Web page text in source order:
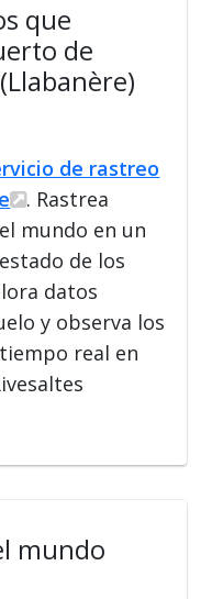
que
de
de rastreo
. Rastrea
mundo en un
de los
datos
y observa los
real en
mundo